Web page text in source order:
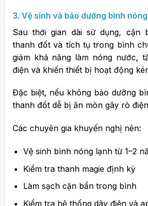
3. Vệ sinh và bảo dưỡng bình
Sau thời gian dài sử dụng, cặn
thanh đốt và tích tụ trong bình
giảm khả năng làm nóng nước,
điện và khiến thiết bị hoạt động
Đặc biệt, nếu không bảo dưỡng
thanh đốt dễ bị ăn mòn gây rò
Các chuyên gia khuyến nghị nên:
Vệ sinh bình nóng lạnh từ 1–2
Kiểm tra thanh magie định kỳ
Làm sạch cặn bẩn trong bình
Kiểm tra hệ thống dây điện và